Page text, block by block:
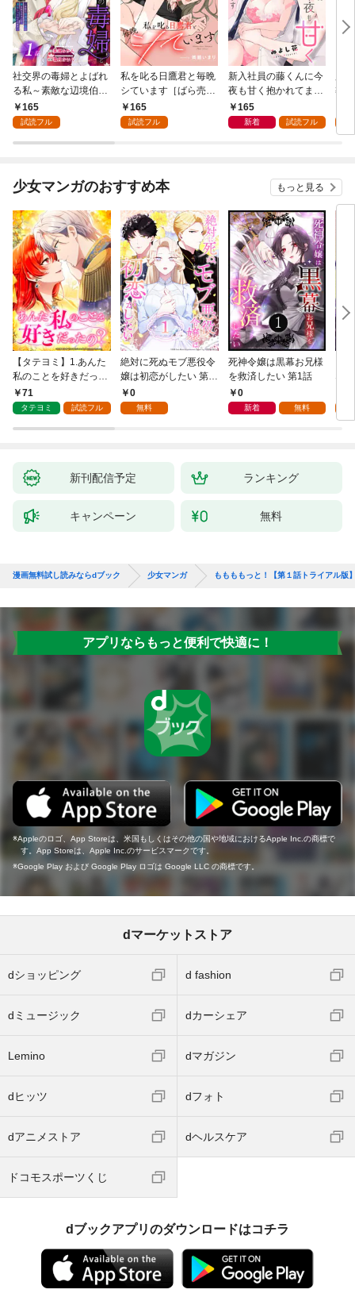
社交界の毒婦とよばれ
る私～素敵な辺境伯令
息に腕を折られたの
で、責任とってもらい
第1話
165
試読フル
私を叱る日鷹君と毎晩
シています［ばら売
り］ 第1話
165
試読フル
新入社員の藤くんに今
夜も甘く抱かれてます
［ばら売り］ 第1話
165
新着 試読フル
導
し
下
少女マンガのおすすめ本 もっと見る
【タテヨミ】1.あんた
私のことを好きだった
の？
71
タテヨミ 試読フル
絶対に死ぬモブ悪役令
嬢は初恋がしたい 第1
話0
無料
死神令嬢は黒幕お兄様
を救済したい 第1話
0
新着 無料
な
新刊配信予定 ランキング
キャンペーン 無料
漫画無料試し読みならdブック 少女マンガ ももももっと！【第１話トライアル版
アプリならもっと便利で快適に！
Appleのロゴ、App Storeは、米国もしくはその他の国や地域におけるApple Inc.の商標で
す。App Storeは、Apple Inc.のサービスマークです。
Google Play および Google Play ロゴは Google LLC の商標です。
dマーケットストア
dショッピング d fashion
dミュージック dカーシェア
Lemino dマガジン
dヒッツ dフォト
dアニメストア dヘルスケア
ドコモスポーツくじ
dブックアプリのダウンロードはコチラ